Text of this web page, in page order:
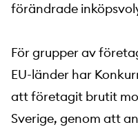
förändrade
För grupper av
EU-länder har
att företagit brutit
Sverige, genom att